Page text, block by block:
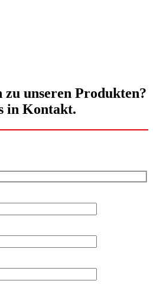
zu unseren Produkten?
in Kontakt.